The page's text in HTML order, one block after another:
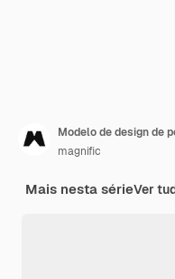
Modelo de design de
magnific
Mais nesta sérieVer